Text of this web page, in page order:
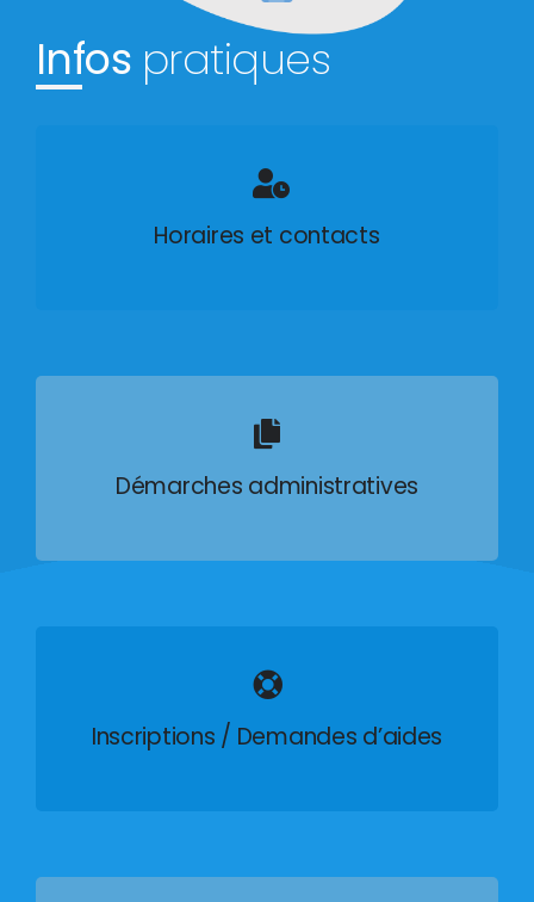
Infos pratiques
Horaires et contacts
Démarches administratives
Inscriptions / Demandes d’aides